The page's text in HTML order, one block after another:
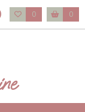
0 0